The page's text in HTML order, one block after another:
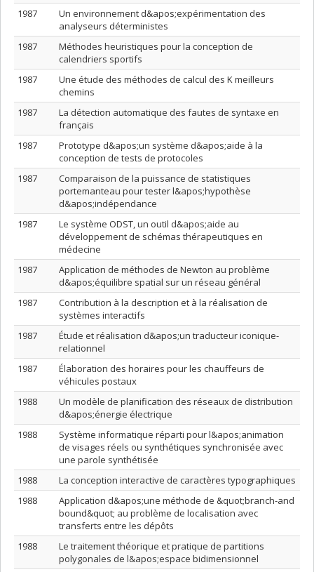
1987
Un environnement d&apos;expérimentation des
analyseurs déterministes
1987
Méthodes heuristiques pour la conception de
calendriers sportifs
1987
Une étude des méthodes de calcul des K meilleurs
chemins
1987
La détection automatique des fautes de syntaxe en
français
1987
Prototype d&apos;un système d&apos;aide à la
conception de tests de protocoles
1987
Comparaison de la puissance de statistiques
portemanteau pour tester l&apos;hypothèse
d&apos;indépendance
1987
Le système ODST, un outil d&apos;aide au
développement de schémas thérapeutiques en
médecine
1987
Application de méthodes de Newton au problème
d&apos;équilibre spatial sur un réseau général
1987
Contribution à la description et à la réalisation de
systèmes interactifs
1987
Étude et réalisation d&apos;un traducteur iconique-
relationnel
1987
Élaboration des horaires pour les chauffeurs de
véhicules postaux
1988
Un modèle de planification des réseaux de distribution
d&apos;énergie électrique
1988
Système informatique réparti pour l&apos;animation
de visages réels ou synthétiques synchronisée avec
une parole synthétisée
1988
La conception interactive de caractères typographiques
1988
Application d&apos;une méthode de &quot;branch-and
bound&quot; au problème de localisation avec
transferts entre les dépôts
1988
Le traitement théorique et pratique de partitions
polygonales de l&apos;espace bidimensionnel